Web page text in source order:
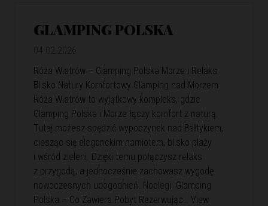
GLAMPING POLSKA
Róża Wiatrów – Glamping Polska Morze i Relaks
Blisko Natury Komfortowy Glamping nad Morzem
Róża Wiatrów to wyjątkowy kompleks, gdzie
Glamping Polska i Morze łączy komfort z naturą.
Tutaj możesz spędzić wypoczynek nad Bałtykiem,
ciesząc się eleganckim namiotem, blisko plaży
i wśród zieleni. Dzięki temu połączysz relaks
z przygodą, a jednocześnie zachowasz wygodę
nowoczesnych udogodnień. Noclegi Glamping
Polska – Co Zawiera Pobyt Rezerwując… View